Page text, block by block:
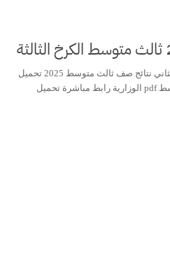
نتائج الثالث المتوسط 2025 الدور الثاني نتائج صف ثالث متوسط 2025 تحميل
ملف بي دي اف لنتائج الثالث المتوسط pdf الوزارية رابط مباشرة تحميل